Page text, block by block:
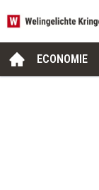
ECONOMIE